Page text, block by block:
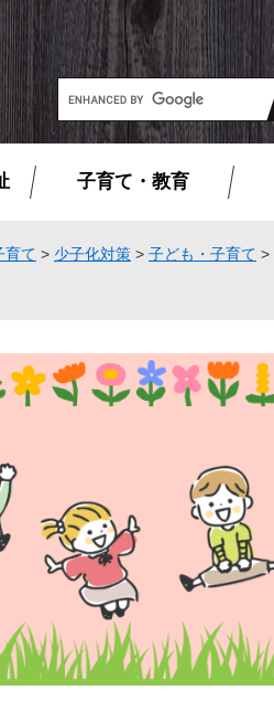
G
o
o
カ
検
索
子育て・教育
育て > 少子化対策 > 子ども・子育て >